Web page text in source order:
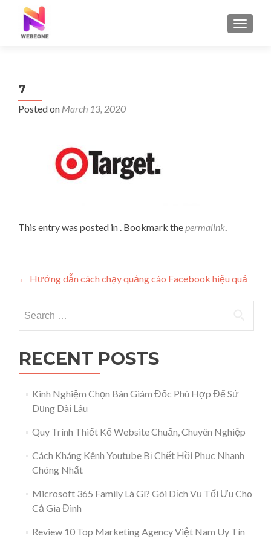
7
Posted on March 13, 2020
This entry was posted in . Bookmark thepermalink.
Post navigation
← Hướng dẫn cách chạy quảng cáo Facebook hiệu quả
RECENT POSTS
Kinh Nghiệm Chọn Bàn Giám Đốc Phù Hợp Để Sử
Dụng Dài Lâu
Quy Trình Thiết Kế Website Chuẩn, Chuyên Nghiệp
Cách Kháng Kênh Youtube Bị Chết Hồi Phục Nhanh
Chóng Nhất
Microsoft 365 Family Là Gì? Gói Dịch Vụ Tối Ưu Cho
Cả Gia Đình
Review 10 Top Marketing Agency Việt Nam Uy Tín